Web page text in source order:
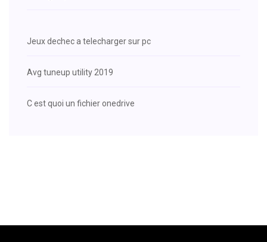
Jeux dechec a telecharger sur pc
Avg tuneup utility 2019
C est quoi un fichier onedrive